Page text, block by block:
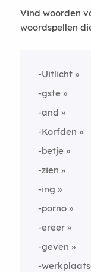
Vind woorden
woordspellen
-Uitlicht
-gste
-and
-Korfden
-betje
-zien
-ing
-porno
-ereer
-geven
-